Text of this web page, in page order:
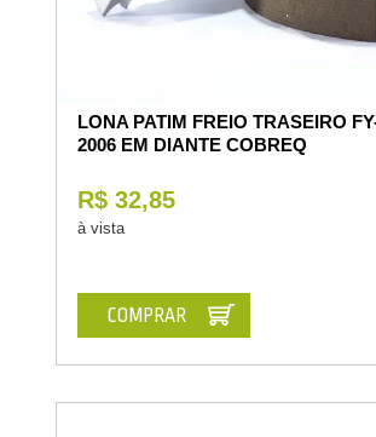
LONA PATIM FREIO TRASEIRO
2006 EM DIANTE COBREQ
R$ 32,85
à vista
COMPRAR